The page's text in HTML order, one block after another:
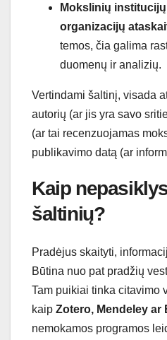
Mokslinių
organizacijų
temos, čia galima
duomenų ir analizių.
Vertindami šaltinį, visada
autorių (ar jis yra savo
(ar tai recenzuojamas
publikavimo datą (ar
Kaip
šaltinių?
Pradėjus skaityti,
Būtina nuo pat pradžių
Tam puikiai tinka citavimo
kaip Zotero, Mendeley ar
nemokamos programos